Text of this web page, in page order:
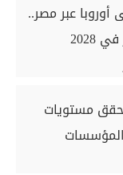
عبر مصر..
«كرونوس» يبدأ التصدير في 2028
مستويات